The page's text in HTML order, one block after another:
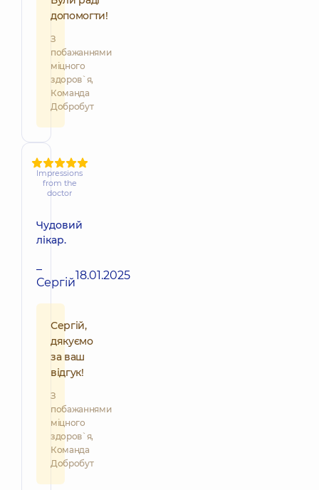
допомогти!
З
побажаннями
міцного
здоров`я,
Команда
Добробут
Impressions
from the
doctor
Чудовий
лікар.
–
Сергій18.01.2025
Сергій,
дякуємо
за ваш
відгук!
З
побажаннями
міцного
здоров`я,
Команда
Добробут